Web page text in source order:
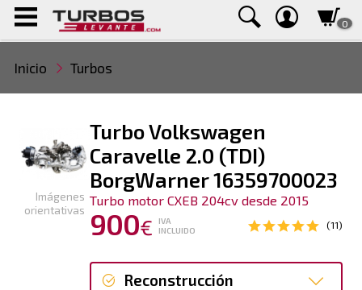
0
Inicio Turbos
Turbo Volkswagen
Caravelle 2.0 (TDI)
BorgWarner 16359700023
Turbo motor CXEB 204cv desde 2015
900€
IVA
INCLUIDO
(11)
Reconstrucción
Imágenes
orientativas